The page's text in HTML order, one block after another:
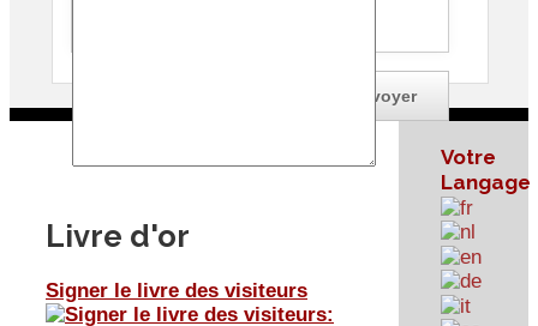
Votre
Langage
Livre d'or
Signer le livre des visiteurs